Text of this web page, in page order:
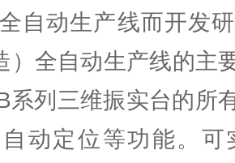
自动生产线而开发
）全自动生产线的主
系列三维振实台的所
动定位等功能。可